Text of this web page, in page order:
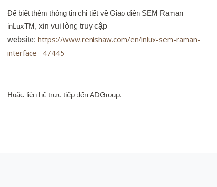
Để biết thêm thông tin chi tiết về Giao diện SEM Raman
inLuxTM, xin vui lòng truy cập
website: https://www.renishaw.com/en/inlux-sem-raman-
interface--47445
Hoặc liên hệ trực tiếp đến ADGroup.